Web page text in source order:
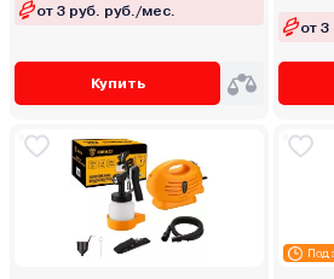
от 3 руб. руб./мес.
Купить
от
Под